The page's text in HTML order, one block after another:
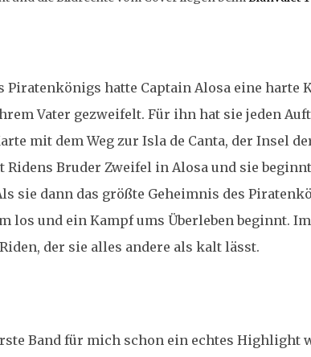
Piratenkönigs hatte Captain Alosa eine harte
Vater gezweifelt. Für ihn hat sie jeden
mit dem Weg zur Isla de Canta, der Insel
Ridens Bruder Zweifel in Alosa und sie
sie dann das größte Geheimnis des
los und ein Kampf ums Überleben beginnt.
der sie alles andere als kalt lässt.
Band für mich schon ein echtes Highlight